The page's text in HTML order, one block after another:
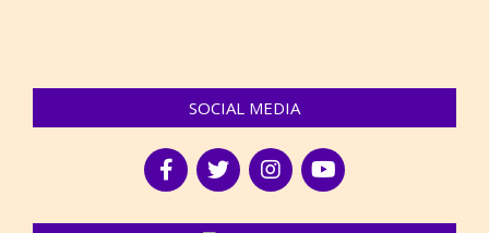
SOCIAL MEDIA